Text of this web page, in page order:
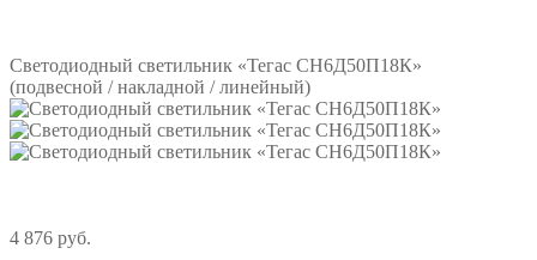
Светодиодный светильник «Тегас СН6Д50П18К»
(подвесной / накладной / линейный)
4 876 руб.